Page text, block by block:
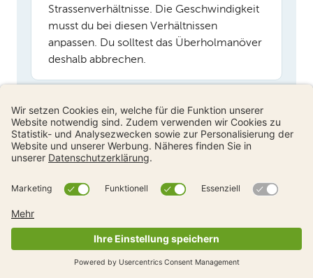
Strassenverhältnisse. Die Geschwindigkeit
musst du bei diesen Verhältnissen
anpassen. Du solltest das Überholmanöver
deshalb abbrechen.
Frage 6/10
Wie verhältst du dich, wenn die
Fahrzeugkolonne stockt?